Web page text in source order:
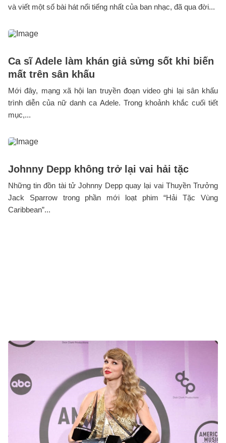
và viết một số bài hát nổi tiếng nhất của ban nhạc, đã qua đời...
Ca sĩ Adele làm khán giả sửng sốt khi biến
mất trên sân khấu
Mới đây, mạng xã hội lan truyền đoạn video ghi lại sân khấu
trình diễn của nữ danh ca Adele. Trong khoảnh khắc cuối tiết
mục,...
Johnny Depp không trở lại vai hải tặc
Những tin đồn tài tử Johnny Depp quay lại vai Thuyền Trưởng
Jack Sparrow trong phần mới loạt phim “Hải Tặc Vùng
Caribbean”...